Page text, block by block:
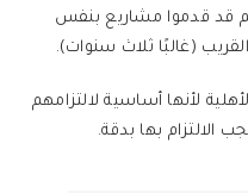
قد قدموا مشاريع بنفس
(غالبًا ثلاث سنوات).
لأنها أساسية لالتزامهم
الالتزام بها بدقة.